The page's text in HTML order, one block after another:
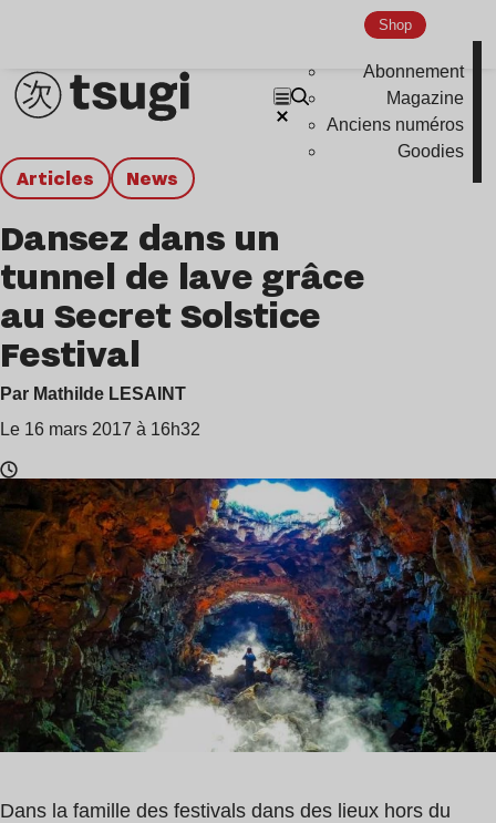
Shop
Abonnement
Magazine
Anciens numéros
Goodies
Articles news
Dansez dans un
tunnel de lave grâce
au Secret Solstice
Festival
Par Mathilde LESAINT
Le 16 mars 2017 à 16h32
Temps
de
lecture
:
1
min
Dans la famille des festivals dans des lieux hors du